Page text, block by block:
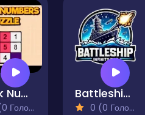
Block Numbers Puzzle Battleship - Infinity War
0 (0 Голосів)